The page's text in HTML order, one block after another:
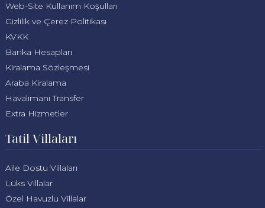
Web-Site Kullanım Koşulları
Gizlilik ve Çerez Politikası
KVKK
Banka Hesapları
Kiralama Sözleşmesi
Araba Kiralama
Havalimanı Transfer
Extra Hizmetler
Tatil Villaları
Aile Dostu Villaları
Lüks Villalar
Özel Havuzlu Villalar